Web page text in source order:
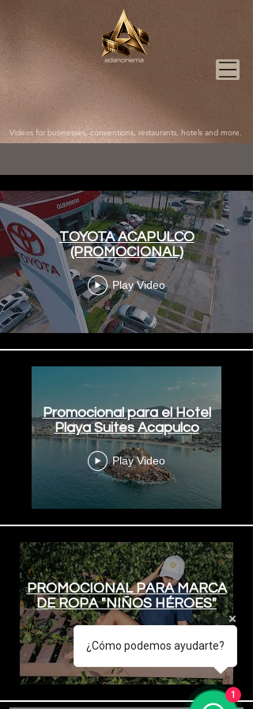
Videos for businesses, conventions, restaurants, hotels and more.
TOYOTA ACAPULCO
(PROMOCIONAL)
Play Video
Promocional para el Hotel
Playa Suites Acapulco
Play Video
PROMOCIONAL PARA MARCA
DE ROPA "NIÑOS HÉROES"
¿Cómo podemos ayudarte?
1